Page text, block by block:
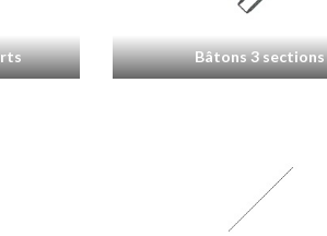
Bâtons 3 sections